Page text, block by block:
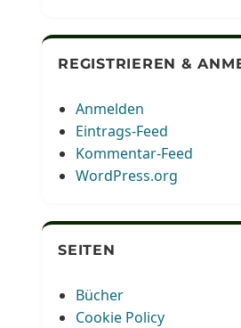
REGISTRIEREN &
Anmelden
Eintrags-Feed
Kommentar-Feed
WordPress.org
SEITEN
Bücher
Cookie Policy